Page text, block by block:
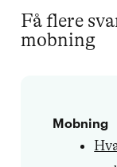
Få flere
mobning
Mobning